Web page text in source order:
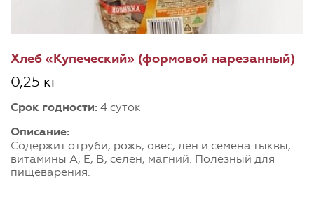
Хлеб «Купеческий» (формовой нарезанный)
0,25 кг
Срок годности: 4 суток
Описание:
Содержит отруби, рожь, овес, лен и семена тыквы,
витамины А, Е, В, селен, магний. Полезный для
пищеварения.